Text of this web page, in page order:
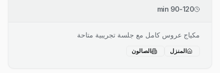
90-120 min
مكياج عروس كامل مع جلسة تجريبية متاحة
المنزل الصالون